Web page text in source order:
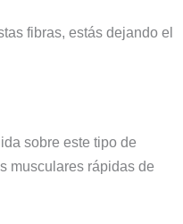
fibras, estás dejando el
sobre este tipo de
musculares rápidas de